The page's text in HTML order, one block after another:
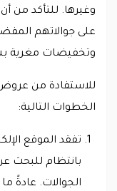
وغيرها. للتأكد من
على جوالاتهم
وتخفيضات مغرية
للاستفادة من عروض
الخطوات التالية:
بانتظام للبحث
الجوالات. عادةً